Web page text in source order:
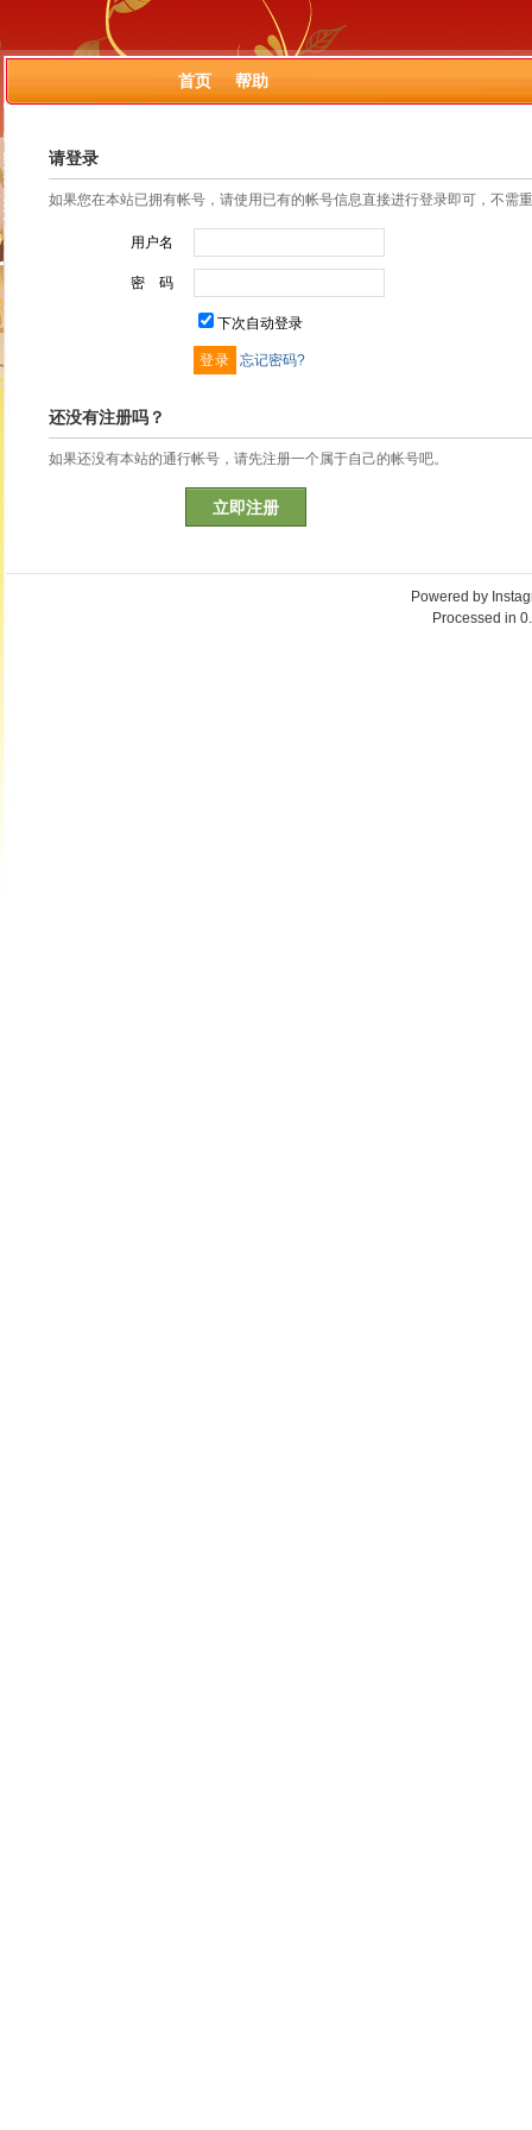
首页 帮助
请登录
如果您在本站已拥有帐号，请使用已有的帐号信息直接进行登录即可，不需
用户名
密 码
下次自动登录
忘记密码?
还没有注册吗？
如果还没有本站的通行帐号，请先注册一个属于自己的帐号吧。
立即注册
Powered by
Processed in